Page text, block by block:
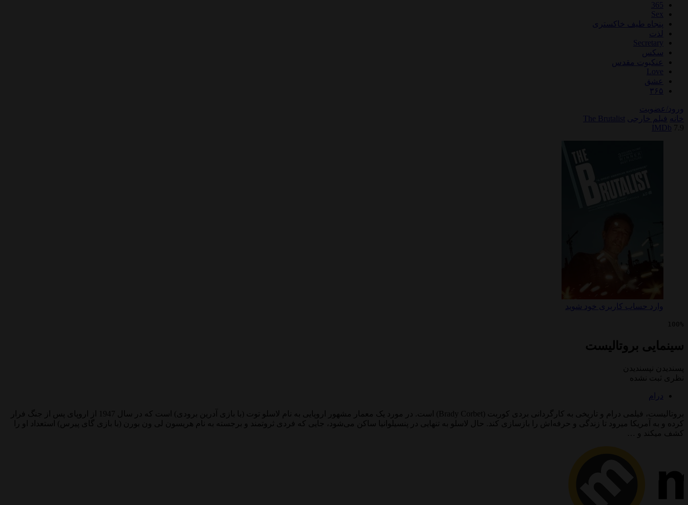
365
Sex
پنجاه طیف خاکستری
لذت
Secretary
سکس
عنکبوت مقدس
Love
عشق
۳۶۵
ورود/عضویت
خانه فیلم خارجی
The Brutalist
IMDb 7.9
وارد حساب کاربری خود شوید
100%
سینمایی بروتالیست
پسندیدن
نپسندیدن
نظری ثبت نشده
درام
بروتالیست، فیلمی درام و تاریخی به کارگردانی بردی کوربت (Brady Corbet) است. در مورد یک معمار مشهور اروپایی به نام لاسلو توت (با بازی آدرین برودی) است که در سال 1947 از اروپای پس از جنگ فرار
کرده و به آمریکا میرود تا زندگی و حرفه‌اش را بازسازی کند. حال لاسلو به تنهایی در پنسیلوانیا ساکن می‌شود، جایی که فردی ثروتمند و برجسته به نام هریسون لی ون بورن (با بازی گای پیرس) استعداد او را
کشف میکند و …